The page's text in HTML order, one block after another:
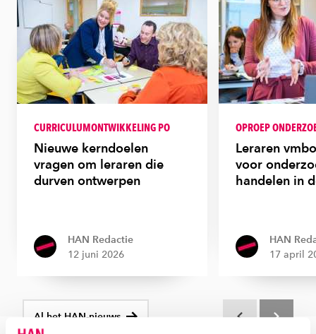
CURRICULUMONTWIKKELING PO
Nieuwe kerndoelen
vragen om leraren die
durven ontwerpen
HAN Redactie
12 juni 2026
OPROEP
Leraren
voor
handelen in
HAN
17 april
Al het HAN-nieuws